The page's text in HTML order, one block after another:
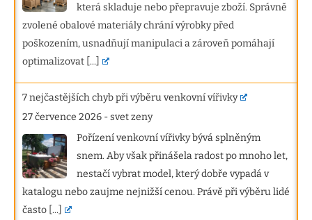
která skladuje nebo přepravuje zboží. Správně
zvolené obalové materiály chrání výrobky před
poškozením, usnadňují manipulaci a zároveň pomáhají
optimalizovat [...]
7 nejčastějších chyb při výběru venkovní vířivky
27 července 2026 -svet zeny
Pořízení venkovní vířivky bývá splněným
snem. Aby však přinášela radost po mnoho let,
nestačí vybrat model, který dobře vypadá v
katalogu nebo zaujme nejnižší cenou. Právě při výběru lidé
často [...]